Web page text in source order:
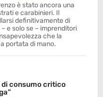
è stato ancora una
e carabinieri. Il
definitivamente di
e solo se – imprenditori
che la
portata di mano.
di consumo critico